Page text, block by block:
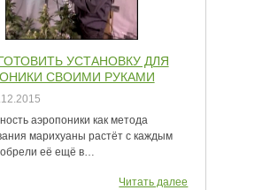
УСТАНОВКУ ДЛЯ
СВОИМИ РУКАМИ
аэропоники как метода
марихуаны растёт с каждым
её ещё в…
Читать далее